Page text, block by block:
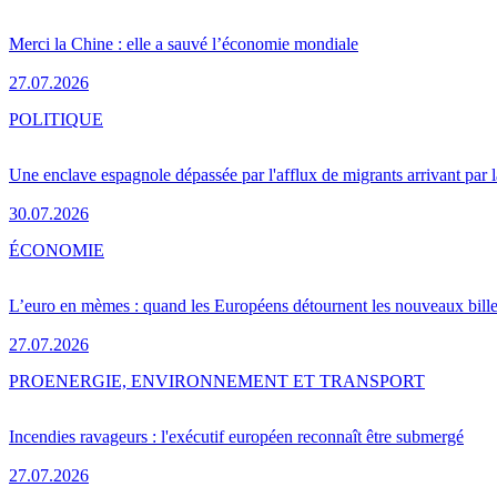
Merci la Chine : elle a sauvé l’économie mondiale
27.07.2026
Une enclave espagnole dépassée par l'afflux de migrants arrivant par
30.07.2026
POLITIQUE
L’euro en mèmes : quand les Européens détournent les nouveaux
27.07.2026
ÉCONOMIE
Incendies ravageurs : l'exécutif européen reconnaît être submergé
27.07.2026
PROENERGIE, ENVIRONNEMENT ET TRANSPORT